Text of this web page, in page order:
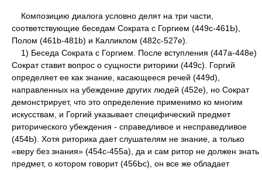
Композицию диалога условно делят на три части,
соответствующие беседам Сократа с Горгием (449с-461Ь),
Полом (461b-481b) и Калликлом (482с-527е).
1) Беседа Сократа с Горгием. После вступления (447а-448е)
Сократ ставит вопрос о сущности риторики (449с). Горгий
определяет ее как знание, касающееся речей (449d),
направленных на убеждение других людей (452е), но Сократ
демонстрирует, что это определение применимо ко многим
искусствам, и Горгий указывает специфический предмет
риторического убеждения - справедливое и несправедливое
(454Ь). Хотя риторика дает слушателям не знание, а только
«веру без знания» (454с-455а), да и сам ритор не должен знать
предмет, о котором говорит (456Ьс), он все же обладает